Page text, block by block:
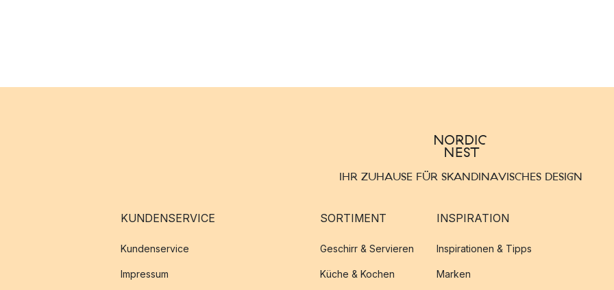
IHR ZUHAUSE FÜR SKANDINAVISCHES DESIGN
KUNDENSERVICE
Kundenservice
Impressum
SORTIMENT
Geschirr & Servieren
Küche & Kochen
INSPIRATION
Inspirationen & Tipps
Marken